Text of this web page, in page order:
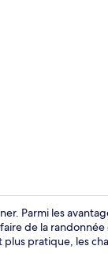
Parmi les
de la
pratique, les